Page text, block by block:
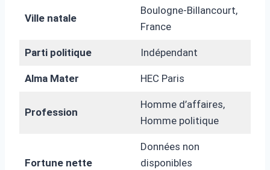
Ville natale
Boulogne-Billancourt,
France
Parti politique Indépendant
Alma Mater HEC Paris
Profession
Homme d’affaires,
Homme politique
Fortune nette
Données non
disponibles